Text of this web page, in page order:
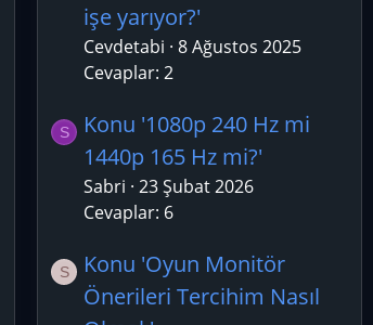
işe yarıyor?'
Cevdetabi 8 Ağustos 2025
Cevaplar: 2
S
Konu '1080p 240 Hz mi
1440p 165 Hz mi?'
Sabri 23 Şubat 2026
Cevaplar: 6
S
Konu 'Oyun Monitör
Önerileri Tercihim Nasıl